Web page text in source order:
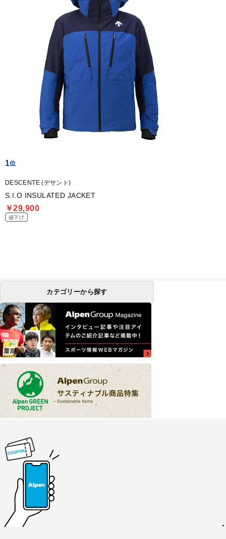
1
DESCENTE (デサント)
S.I.O INSULATED JACKET
￥29,900
値下げ
カテゴリーから探す